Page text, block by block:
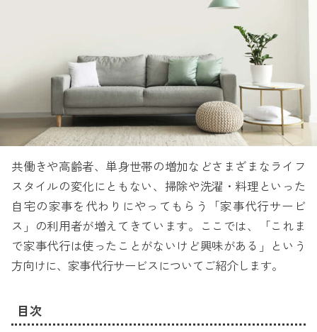
共働きや高齢者、単身世帯の増加などさまざまなライフ
スタイルの変化にともない、掃除や洗濯・料理といった
自宅の家事を代わりにやってもらう「家事代行サービ
ス」の利用者が増えてきています。ここでは、「これま
で家事代行は使ったことがないけど興味がある」という
方向けに、家事代行サービスについてご紹介します。
目次